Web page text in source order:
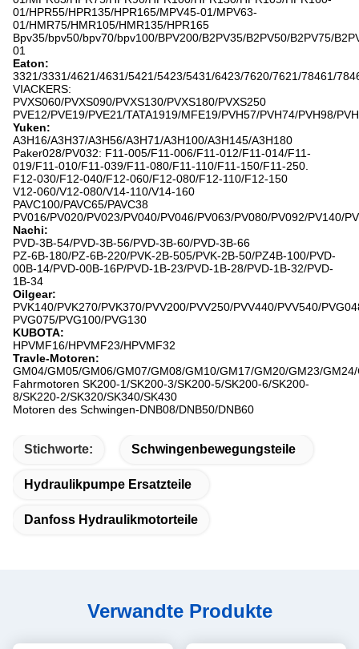
01/HPR55/HPR135/HPR165/MPV45-01/MPV63-
01/HMR75/HMR105/HMR135/HPR165
Bpv35/bpv50/bpv70/bpv100/BPV200/B2PV35/B2PV50/B2PV75/
01
Eaton:
3321/3331/4621/4631/5421/5423/5431/6423/7620/7621/78461/
VIACKERS:
PVXS060/PVXS090/PVXS130/PVXS180/PVXS250
PVE12/PVE19/PVE21/TATA1919/MFE19/PVH57/PVH74/PVH98/
Yuken:
A3H16/A3H37/A3H56/A3H71/A3H100/A3H145/A3H180
Paker028/PV032: F11-005/F11-006/F11-012/F11-014/F11-
019/F11-010/F11-039/F11-080/F11-110/F11-150/F11-250.
F12-030/F12-040/F12-060/F12-080/F12-110/F12-150
V12-060/V12-080/V14-110/V14-160
PAVC100/PAVC65/PAVC38
PV016/PV020/PV023/PV040/PV046/PV063/PV080/PV092/PV140/
Nachi:
PVD-3B-54/PVD-3B-56/PVD-3B-60/PVD-3B-66
PZ-6B-180/PZ-6B-220/PVK-2B-505/PVK-2B-50/PZ4B-100/PVD-
00B-14/PVD-00B-16P/PVD-1B-23/PVD-1B-28/PVD-1B-32/PVD-
1B-34
Oilgear:
PVK140/PVK270/PVK370/PVV200/PVV250/PVV440/PVV540/
PVG075/PVG100/PVG130
KUBOTA:
HPVMF16/HPVMF23/HPVMF32
Travle-Motoren:
GM04/GM05/GM06/GM07/GM08/GM10/GM17/GM20/GM23/
Fahrmotoren SK200-1/SK200-3/SK200-5/SK200-6/SK200-
8/SK220-2/SK320/SK340/SK430
Motoren des Schwingen-DNB08/DNB50/DNB60
Stichworte: Schwingenbewegungsteile
Hydraulikpumpe Ersatzteile
Danfoss Hydraulikmotorteile
Verwandte Produkte